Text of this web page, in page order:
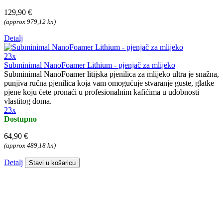
129,90 €
(approx 979,12 kn)
Detalj
23x
Subminimal NanoFoamer Lithium - pjenjač za mlijeko
Subminimal NanoFoamer litijska pjenilica za mlijeko ultra je snažna,
punjiva ručna pjenilica koja vam omogućuje stvaranje guste, glatke
pjene koju ćete pronaći u profesionalnim kafićima u udobnosti
vlastitog doma.
23x
Dostupno
64,90 €
(approx 489,18 kn)
Detalj Stavi u košaricu